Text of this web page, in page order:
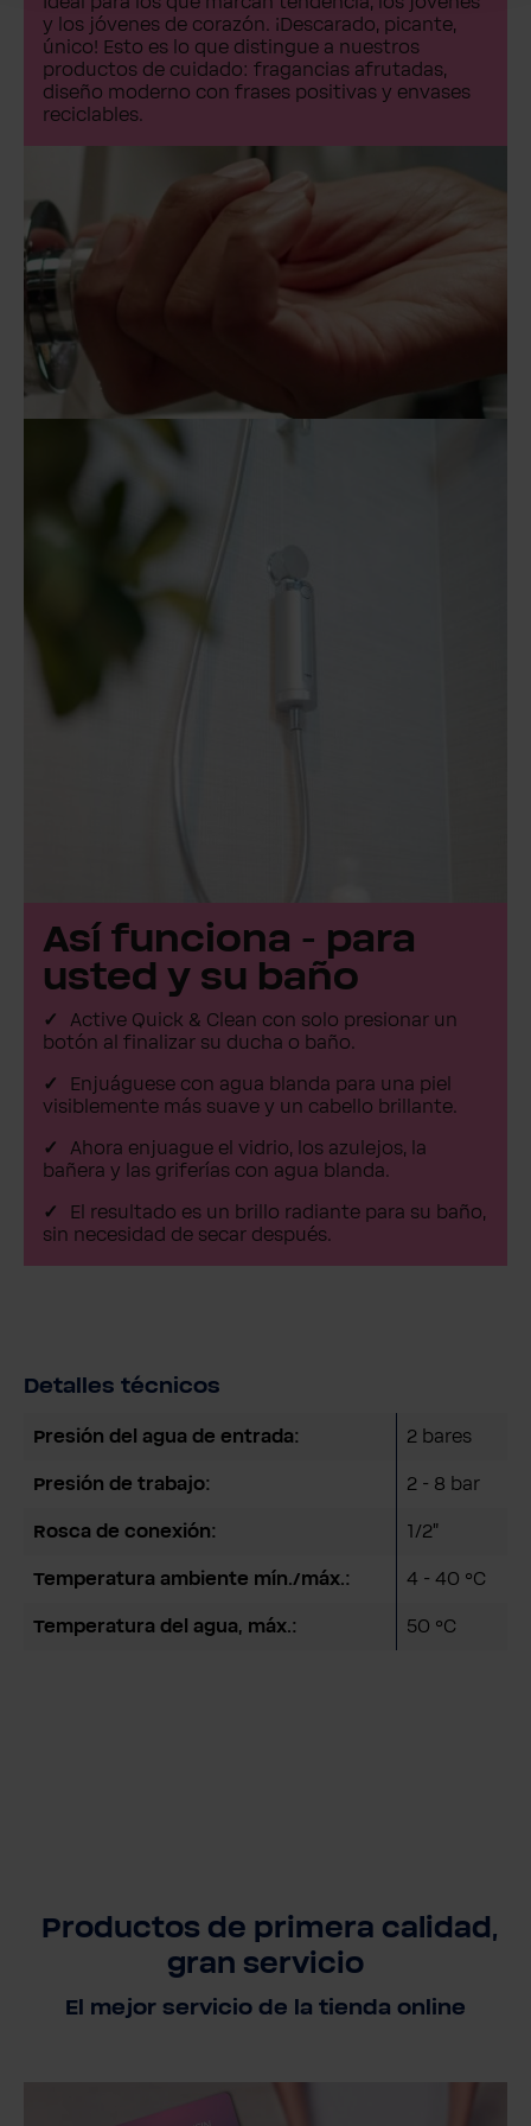
y los jóvenes de corazón. ¡Descarado, picante,
único! Esto es lo que distingue a nuestros
productos de cuidado: fragancias afrutadas,
diseño moderno con frases positivas y envases
reciclables.
Así funciona - para
usted y su baño
Active Quick & Clean con solo presionar un
botón al finalizar su ducha o baño.
Enjuáguese con agua blanda para una piel
visiblemente más suave y un cabello brillante.
Ahora enjuague el vidrio, los azulejos, la
bañera y las griferías con agua blanda.
El resultado es un brillo radiante para su baño,
sin necesidad de secar después.
Detalles técnicos
Presión del agua de entrada: 2 bares
Presión de trabajo: 2 - 8 bar
Rosca de conexión: 1/2"
Temperatura ambiente mín./máx.: 4 - 40 °C
Temperatura del agua, máx.: 50 °C
Productos de primera calidad,
gran servicio
El mejor servicio de la tienda online